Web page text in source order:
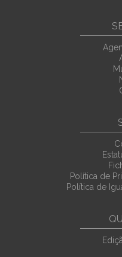
Política de
Política de